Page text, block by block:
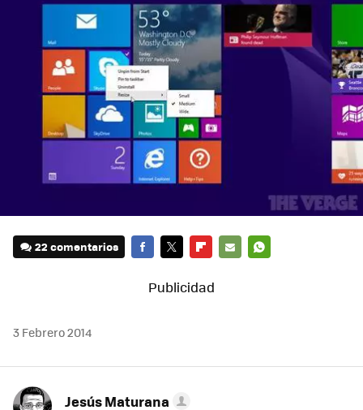
22 comentarios
3 Febrero 2014
Jesús Maturana